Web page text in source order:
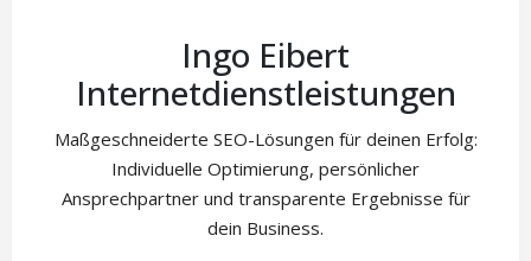
Ingo Eibert
Internetdienstleistungen
Maßgeschneiderte SEO-Lösungen für deinen Erfolg:
Individuelle Optimierung, persönlicher
Ansprechpartner und transparente Ergebnisse für
dein Business.